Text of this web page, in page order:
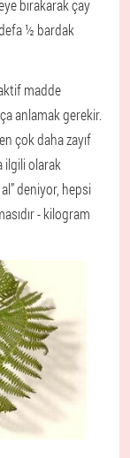
bırakarak çay
½ bardak
madde
anlamak gerekir.
çok daha zayıf
ilgili olarak
deniyor, hepsi
- kilogram